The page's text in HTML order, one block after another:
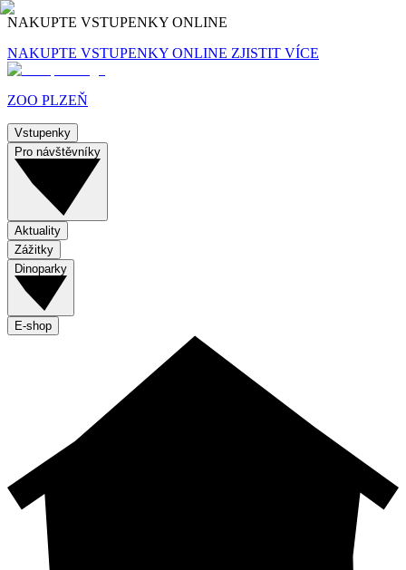
NAKUPTE VSTUPENKY ONLINE
NAKUPTE VSTUPENKY ONLINE ZJISTIT VÍCE
ZOO PLZEŇ
Vstupenky
Pro návštěvníky
Aktuality
Zážitky
Dinoparky
E-shop